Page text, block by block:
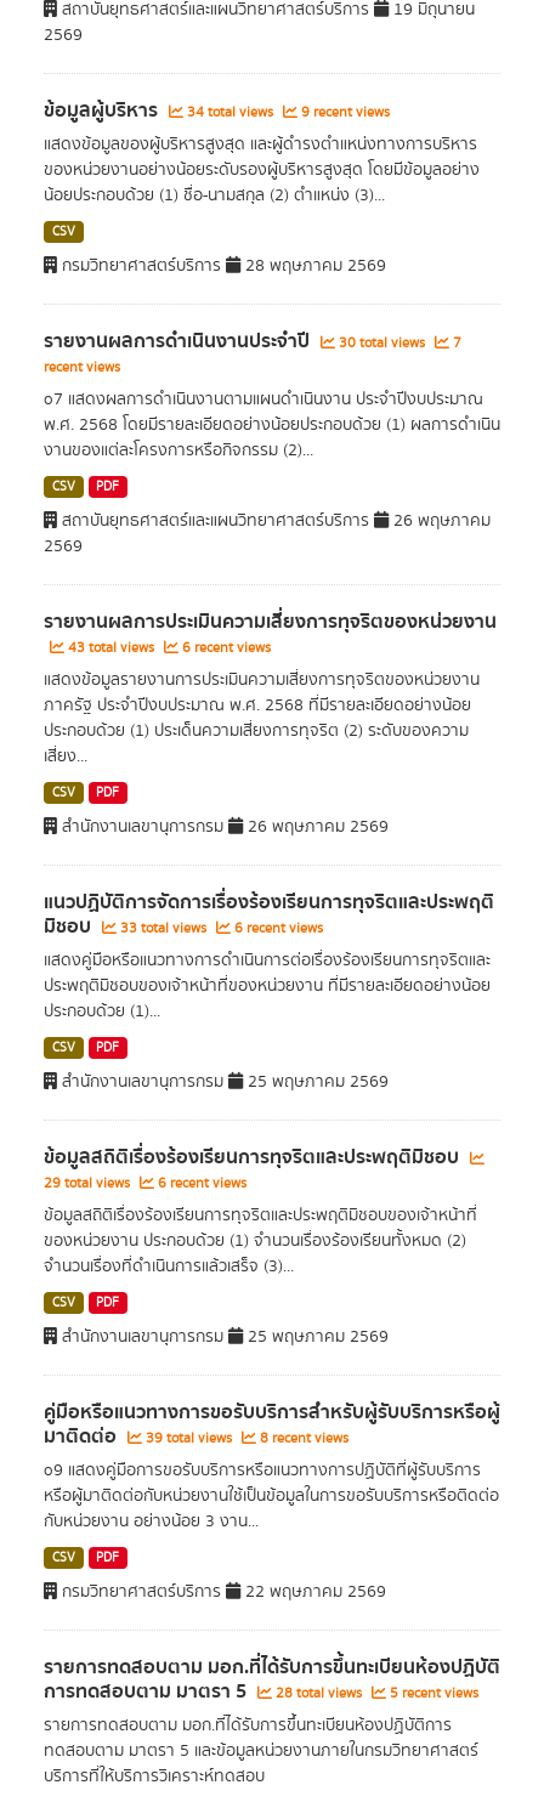
สถาบันยุทธศาสตร์และแผนวิทยาศาสตร์บริการ
19 มิถุนายน
2569
ข้อมูลผู้บริหาร 34 total views 9 recent views
แสดงข้อมูลของผู้บริหารสูงสุด และผู้ดำรงตำแหน่งทางการบริหาร
ของหน่วยงานอย่างน้อยระดับรองผู้บริหารสูงสุด โดยมีข้อมูลอย่าง
น้อยประกอบด้วย (1) ชื่อ-นามสกุล (2) ตำแหน่ง (3)...
CSV
กรมวิทยาศาสตร์บริการ 28 พฤษภาคม 2569
รายงานผลการดำเนินงานประจำปี 30 total views
7
recent views
o7 แสดงผลการดำเนินงานตามแผนดำเนินงาน ประจำปีงบประมาณ
พ.ศ. 2568 โดยมีรายละเอียดอย่างน้อยประกอบด้วย (1) ผลการดำเนิน
งานของแต่ละโครงการหรือกิจกรรม (2)...
CSV PDF
สถาบันยุทธศาสตร์และแผนวิทยาศาสตร์บริการ
26 พฤษภาคม
2569
รายงานผลการประเมินความเสี่ยงการทุจริตของหน่วยงาน
43 total views 6 recent views
แสดงข้อมูลรายงานการประเมินความเสี่ยงการทุจริตของหน่วยงาน
ภาครัฐ ประจำปีงบประมาณ พ.ศ. 2568 ที่มีรายละเอียดอย่างน้อย
ประกอบด้วย (1) ประเด็นความเสี่ยงการทุจริต (2) ระดับของความ
เสี่ยง...
CSV PDF
สำนักงานเลขานุการกรม 26 พฤษภาคม 2569
แนวปฏิบัติการจัดการเรื่องร้องเรียนการทุจริตและประพฤติ
มิชอบ 33 total views 6 recent views
แสดงคู่มือหรือแนวทางการดำเนินการต่อเรื่องร้องเรียนการทุจริตและ
ประพฤติมิชอบของเจ้าหน้าที่ของหน่วยงาน ที่มีรายละเอียดอย่างน้อย
ประกอบด้วย (1)...
CSV PDF
สำนักงานเลขานุการกรม 25 พฤษภาคม 2569
ข้อมูลสถิติเรื่องร้องเรียนการทุจริตและประพฤติมิชอบ
29 total views 6 recent views
ข้อมูลสถิติเรื่องร้องเรียนการทุจริตและประพฤติมิชอบของเจ้าหน้าที่
ของหน่วยงาน ประกอบด้วย (1) จำนวนเรื่องร้องเรียนทั้งหมด (2)
จำนวนเรื่องที่ดำเนินการแล้วเสร็จ (3)...
CSV PDF
สำนักงานเลขานุการกรม 25 พฤษภาคม 2569
คู่มือหรือแนวทางการขอรับบริการสำหรับผู้รับบริการหรือผู้
มาติดต่อ 39 total views 8 recent views
o9 แสดงคู่มือการขอรับบริการหรือแนวทางการปฏิบัติที่ผู้รับบริการ
หรือผู้มาติดต่อกับหน่วยงานใช้เป็นข้อมูลในการขอรับบริการหรือติดต่อ
กับหน่วยงาน อย่างน้อย 3 งาน...
CSV PDF
กรมวิทยาศาสตร์บริการ 22 พฤษภาคม 2569
รายการทดสอบตาม มอก.ที่ได้รับการขึ้นทะเบียนห้องปฏิบัติ
การทดสอบตาม มาตรา 5 28 total views 5 recent views
รายการทดสอบตาม มอก.ที่ได้รับการขึ้นทะเบียนห้องปฏิบัติการ
ทดสอบตาม มาตรา 5 และข้อมูลหน่วยงานภายในกรมวิทยาศาสตร์
บริการที่ให้บริการวิเคราะห์ทดสอบ